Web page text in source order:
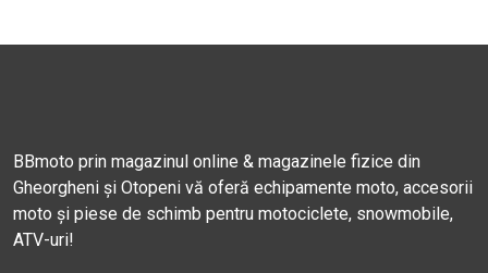
BBmoto prin magazinul online & magazinele fizice din
Gheorgheni și Otopeni vă oferă echipamente moto, accesorii
moto și piese de schimb pentru motociclete, snowmobile,
ATV-uri!